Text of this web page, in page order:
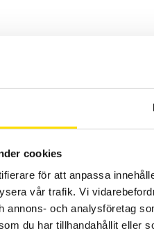
cookies
för att anpassa
vår trafik. Vi
annons- och analysföretag
du har tillhandahållit eller